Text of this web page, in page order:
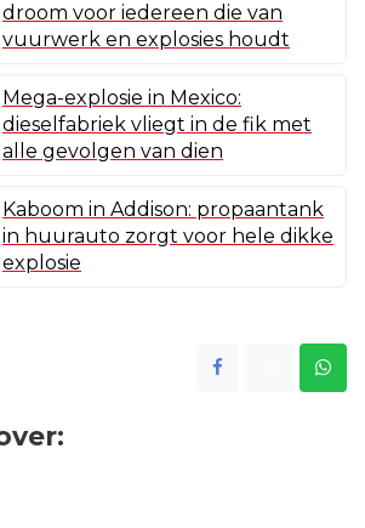
droom voor iedereen die van
vuurwerk en explosies houdt
Mega-explosie in Mexico:
dieselfabriek vliegt in de fik met
alle gevolgen van dien
Kaboom in Addison: propaantank
in huurauto zorgt voor hele dikke
explosie